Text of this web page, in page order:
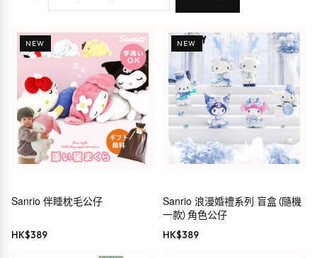
NEW
Sanrio 伴睡枕毛公仔
HK$389
NEW
Sanrio 浪漫婚禮系列 盲盒（隨機
一款）角色公仔
HK$389